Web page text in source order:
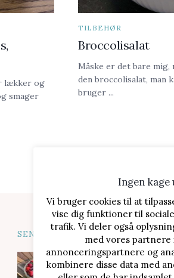
lækker og
smager
TILBEHØR
Broccolisalat
Måske er det bare mig,
den broccolisalat, man
bruger ...
SENESTE OPSKRIFTER
Jordbærtærte med
mascarponecreme
Ingen kage
Vi bruger cookies til at
vise dig funktioner til
trafik. Vi deler også
med vores
annonceringspartnere og
kombinere disse data med